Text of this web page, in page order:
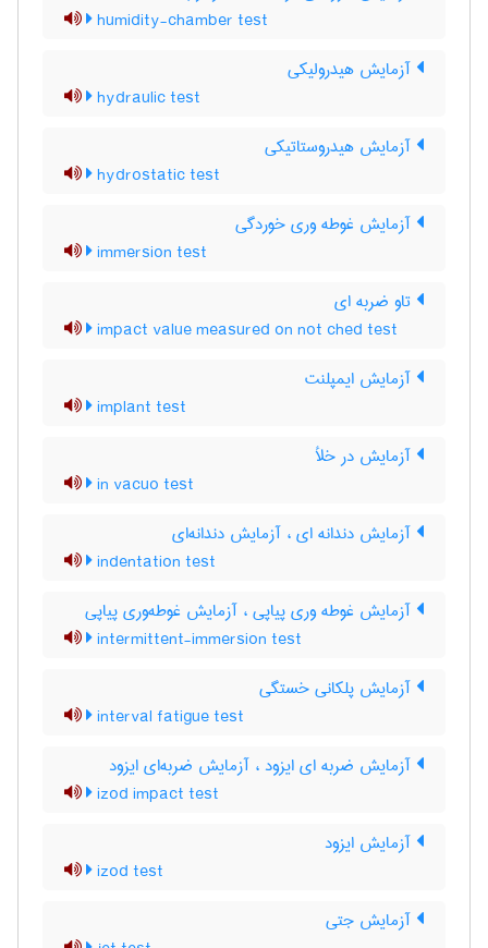
humidity-chamber test
آزمایش هیدرولیکی
hydraulic test
آزمایش هیدروستاتیکی
hydrostatic test
آزمایش غوطه وری خوردگی
immersion test
تاو ضربه ای
impact value measured on not ched test
آزمایش ایمپلنت
implant test
آزمایش در خلأ
in vacuo test
آزمایش دندانه ای ، آزمایش دندانه‌ای
indentation test
آزمایش غوطه وری پیاپی ، آزمایش غوطه‌وری پیاپی
intermittent-immersion test
آزمایش پلکانی خستگی
interval fatigue test
آزمایش ضربه ای ایزود ، آزمایش ضربه‌ای ایزود
izod impact test
آزمایش ایزود
izod test
آزمایش جتی